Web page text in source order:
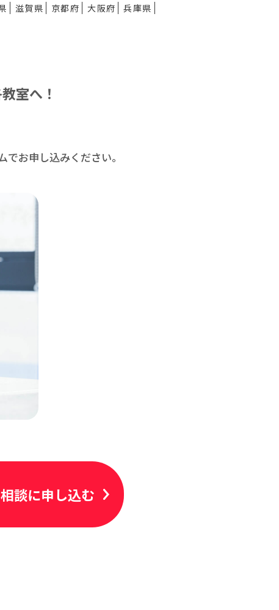
滋賀県 京都府 大阪府
兵庫県
室へ！
でお申し込みください。
談に申し込む